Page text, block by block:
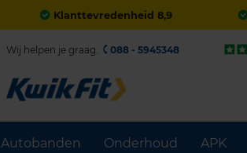
Klanttevredenheid 8,9
Autobanden Onderhoud APK
Wij helpen je graag. 088 - 5945348